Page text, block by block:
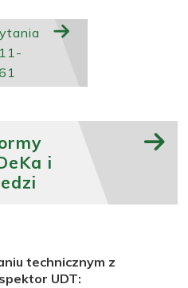
i
technicznym z
UDT: